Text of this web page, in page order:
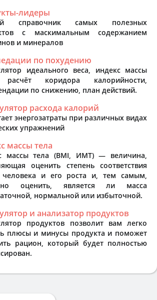
лидеры
справочник самых полезных
с маскимальным содержанием
и минералов
по похудению
идеального веса, индекс массы
коридора калорийности,
по снижению, план действий.
расхода калорий
энергозатраты при различных видах
упражнений
массы тела
массы тела (BMI, ИМТ) — величина,
оценить степень соответствия
человека и его роста и, тем самым,
оценить, является ли масса
нормальной или избыточной.
и анализатор продуктов
продуктов позволит вам легко
плюсы и минусы продукта и поможет
рацион, который будет полностью